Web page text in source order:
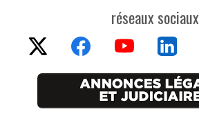
réseaux sociaux